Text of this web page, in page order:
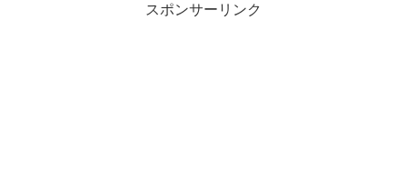
スポンサーリンク